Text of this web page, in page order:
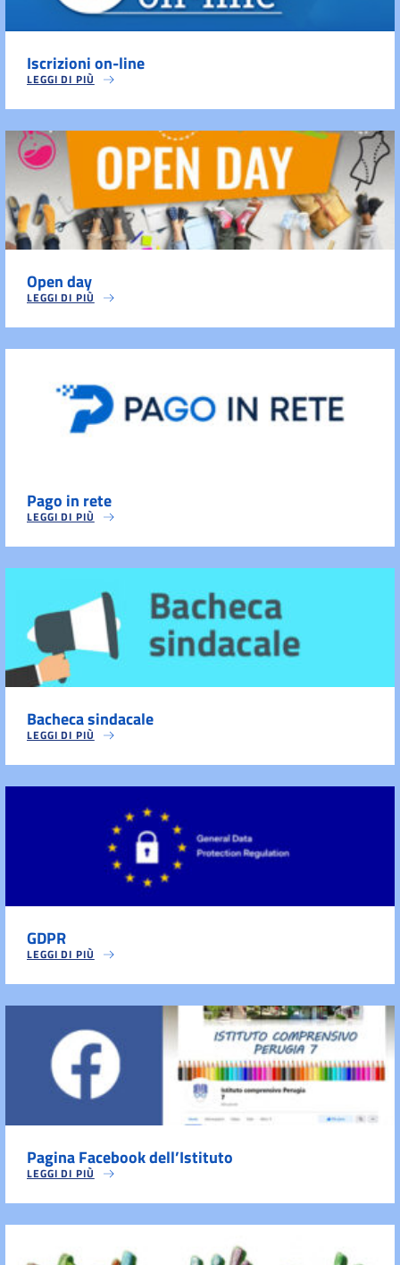
Iscrizioni on-line
LEGGI DI PIÙ
Open day
LEGGI DI PIÙ
Pago in rete
LEGGI DI PIÙ
Bacheca sindacale
LEGGI DI PIÙ
GDPR
LEGGI DI PIÙ
Pagina Facebook dell’Istituto
LEGGI DI PIÙ